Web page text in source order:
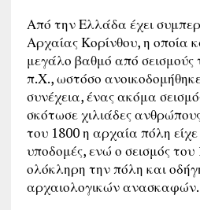
Από την Ελλάδα έχει
Αρχαίας Κορίνθου, η οποία
μεγάλο βαθμό από σεισμούς
π.Χ., ωστόσο
συνέχεια, ένας ακόμα
σκότωσε χιλιάδες
του 1800 η αρχαία πόλη
υποδομές, ενώ ο σεισμός
ολόκληρη την πόλη και
αρχαιολογικών ανασκαφών.